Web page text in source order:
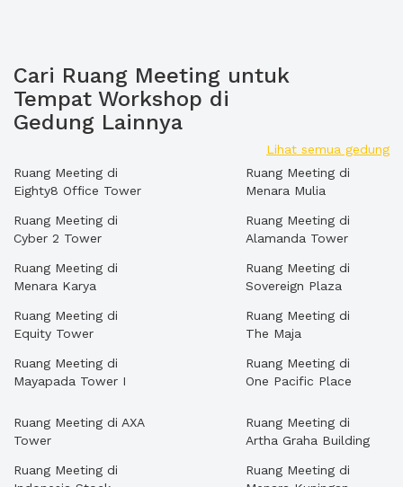
Cari Ruang Meeting untuk
Tempat Workshop di
Gedung Lainnya
Lihat semua gedung
Ruang Meeting di
Eighty8 Office Tower
Ruang Meeting di
Cyber 2 Tower
Ruang Meeting di
Menara Karya
Ruang Meeting di
Equity Tower
Ruang Meeting di
Mayapada Tower I
Ruang Meeting di
Menara Mulia
Ruang Meeting di
Alamanda Tower
Ruang Meeting di
Sovereign Plaza
Ruang Meeting di
The Maja
Ruang Meeting di
One Pacific Place
Ruang Meeting di AXA
Tower
Ruang Meeting di
Ruang Meeting di
Artha Graha Building
Ruang Meeting di